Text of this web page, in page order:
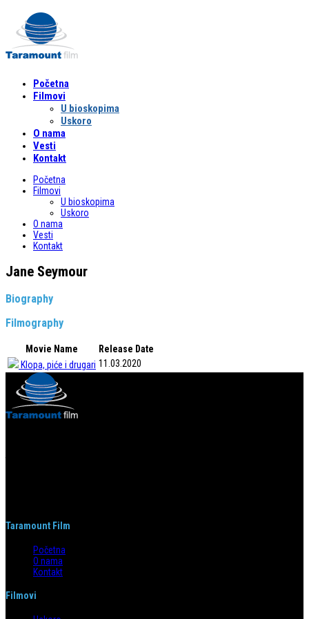
Početna
Filmovi
U bioskopima
Uskoro
O nama
Vesti
Kontakt
Početna
Filmovi
U bioskopima
Uskoro
O nama
Vesti
Kontakt
Jane Seymour
Biography
Filmography
Movie Name
Release Date
Klopa, piće i drugari 11.03.2020
Taramount Film
Početna
O nama
Kontakt
Filmovi